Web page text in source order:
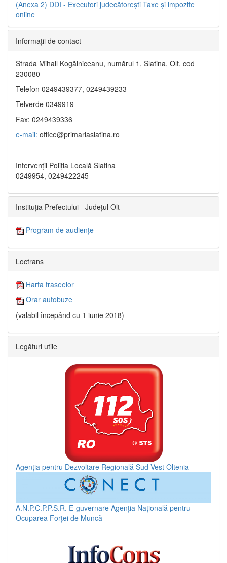
(Anexa 2) DDI - Executori judecătorești Taxe şi impozite
online
Informaţii de contact
Strada Mihail Kogălniceanu, numărul 1, Slatina, Olt, cod
230080
Telefon 0249439377, 0249439233
Telverde 0349919
Fax: 0249439336
e-mail: office@primariaslatina.ro
Intervenții Poliția Locală Slatina
0249954, 0249422245
Instituția Prefectului - Județul Olt
Program de audiențe
Loctrans
Harta traseelor
Orar autobuze
(valabil începând cu 1 iunie 2018)
Legături utile
Agenția pentru Dezvoltare Regională Sud-Vest Oltenia
A.N.P.C.P.P.S.R. E-guvernare Agenția Națională pentru
Ocuparea Forței de Muncă